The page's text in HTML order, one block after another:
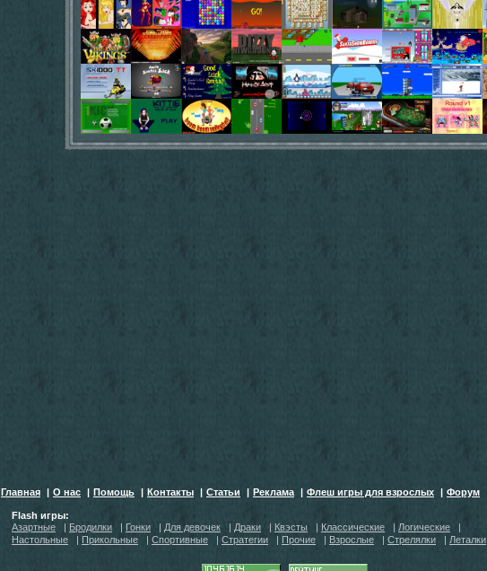
Главная | О нас | Помощь | Контакты | Статьи | Реклама | Флеш игры для взрослых | Форум
Flash игры:
Азартные
| Бродилки | Гонки | Для девочек | Драки | Квэсты | Классические | Логические
|
Настольные
| Прикольные | Спортивные | Стратегии | Прочие | Взрослые | Стрелялки | Леталки